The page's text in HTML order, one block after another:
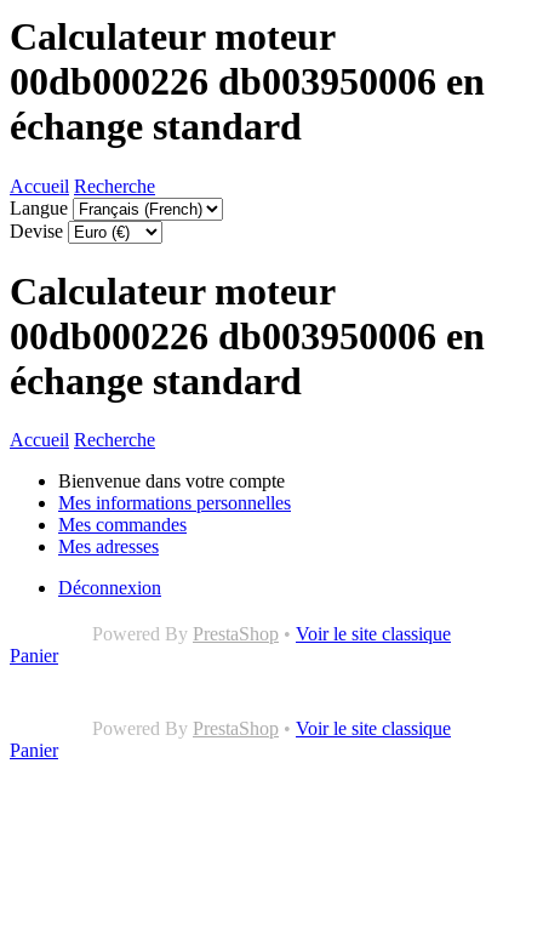
Calculateur moteur
00db000226 db003950006 en
échange standard
Accueil Recherche
Langue
Devise
Calculateur moteur
00db000226 db003950006 en
échange standard
Accueil Recherche
Bienvenue dans votre compte
Mes informations personnelles
Mes commandes
Mes adresses
Déconnexion
Powered By PrestaShop • Voir le site classique
Panier
Powered By PrestaShop • Voir le site classique
Panier